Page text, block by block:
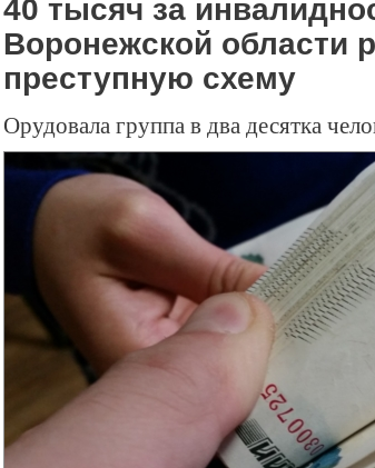
40 тысяч за
Воронежской области
преступную схему
Орудовала группа в два десятка